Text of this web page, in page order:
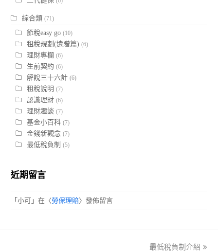
綜合類 (71)
節稅easy go (10)
租稅規劃(遺贈篇) (6)
理財專欄 (6)
生前契約 (6)
解說三十六計 (6)
租稅說明 (7)
認識理財 (6)
理財趣談 (7)
基金小百科 (7)
金錢新觀念 (7)
最低稅負制 (5)
近期留言
「小可 」在〈勞保理賠〉發佈留言
next
最低稅負制介紹